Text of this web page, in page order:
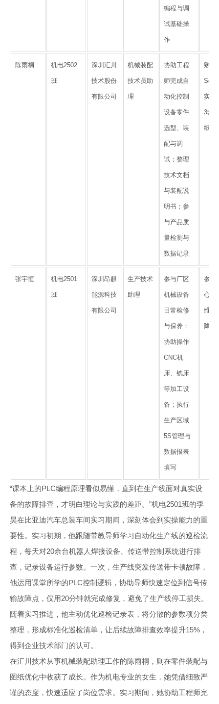
编程与调
试基础操
作
陈雨桐 机电2502
班
深圳汇川
技术股份
有限公司
机械装配
技术员助
理
协助工程
师完成自
动化控制
设备零件
选型、装
配与调
试；整理
技术文档
与装配说
明书；参
与产品质
量检测与
数据记录
熟练
实操
3套
纸优
张宇恒 机电2501
班
深圳昂麒
能源科技
有限公司
生产技术
助理
参与厂区
机械设备
日常检修
与保养；
协助操作
CNC机
床、铣床
等加工设
备；执行
生产区域
5S管理与
数据报表
填写
参与
心设
维护
降低
“课本上的PLC编程原理看似易懂，直到在生产线面对真实设
备的故障排查，才明白理论与实践的差距。”机电2501班的李
昊在比亚迪汽车总装车间实习期间，深刻体会到实操能力的重
要性。实习初期，他跟随带教导师学习自动化生产线的巡检流
程，每天对20余台机器人焊接设备、传送带控制系统进行排
查，记录设备运行参数。一次，生产线突发传送带卡顿故障，
他运用课堂所学的PLC控制逻辑，协助导师快速定位到信号传
输故障点，仅用20分钟就完成修复，避免了生产线停工损失。
随着实习推进，他主动优化巡检记录表，将分散的参数项分类
整理，形成标准化巡检清单，让后续故障排查效率提升15%，
得到企业技术部门的认可。
在汇川技术从事机械装配助理工作的陈雨桐，则在零件装配与
图纸优化中收获了成长。作为机电专业的女生，她凭借细致严
谨的态度，快速适应了岗位需求。实习期间，她协助工程师完